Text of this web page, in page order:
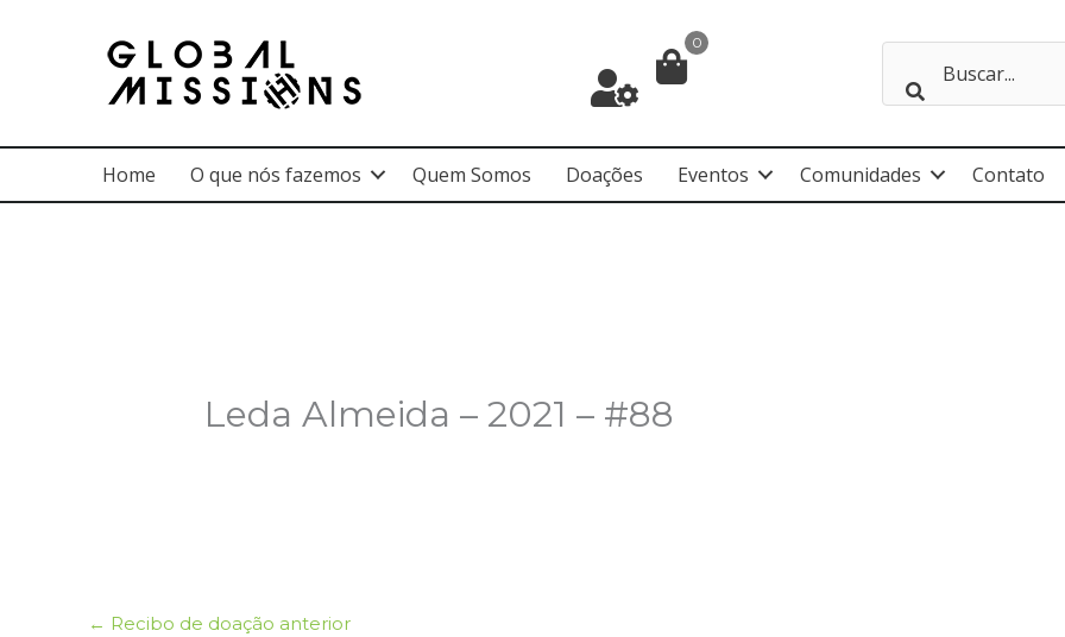
0
Home O que nós fazemos Quem Somos Doações Eventos Comunidades Contato
Leda Almeida – 2021 – #88
← Recibo de doação anterior